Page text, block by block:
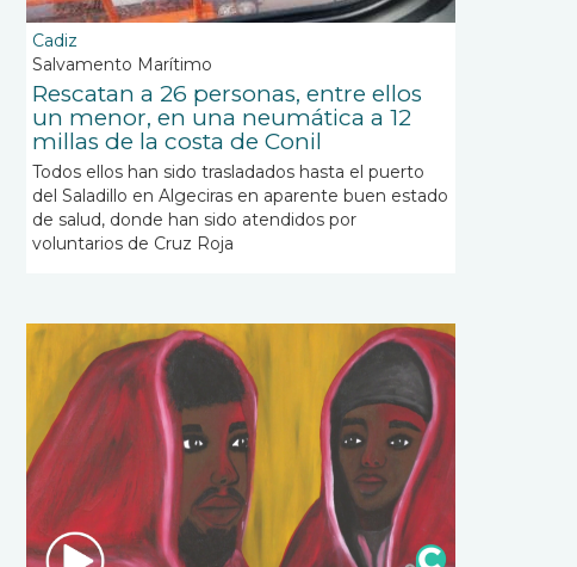
Cadiz
Salvamento Marítimo
Rescatan a 26 personas, entre ellos
un menor, en una neumática a 12
millas de la costa de Conil
Todos ellos han sido trasladados hasta el puerto
del Saladillo en Algeciras en aparente buen estado
de salud, donde han sido atendidos por
voluntarios de Cruz Roja